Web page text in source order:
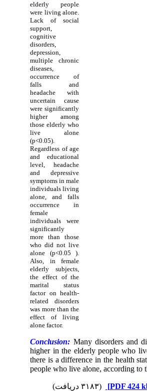
elderly people
were living alone.
Lack of social
support,
cognitive
disorders,
depression,
multiple chronic
diseases,
occurrence of
falls and
headache with
uncertain cause
were significantly
higher among
those elderly who
live alone
(p<0.05).
Regardless of age
and educational
level, headache
and depressive
symptoms in male
individuals living
alone, and falls
occurrence in
female
individuals were
significantly
more than those
who did not live
alone (p<0.05
Also, in female
elderly subjects,
the effect of the
marital status
factor on health-
related disorders
was more than the
effect of living
alone factor.
Conclusion: Many disorders and
higher in the elderly people who
there is a difference in the health
people who live alone, according to